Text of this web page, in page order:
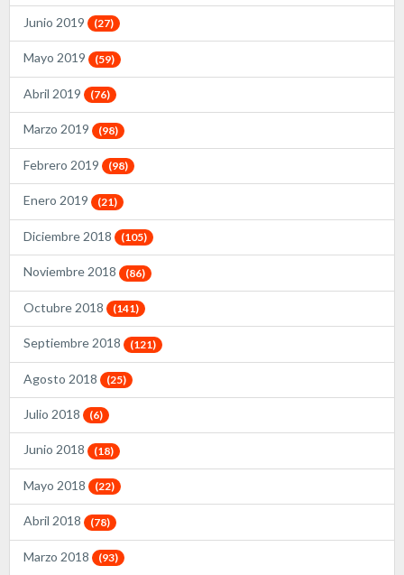
Junio 2019 (27)
Mayo 2019 (59)
Abril 2019 (76)
Marzo 2019 (98)
Febrero 2019 (98)
Enero 2019 (21)
Diciembre 2018 (105)
Noviembre 2018 (86)
Octubre 2018 (141)
Septiembre 2018 (121)
Agosto 2018 (25)
Julio 2018 (6)
Junio 2018 (18)
Mayo 2018 (22)
Abril 2018 (78)
Marzo 2018 (93)